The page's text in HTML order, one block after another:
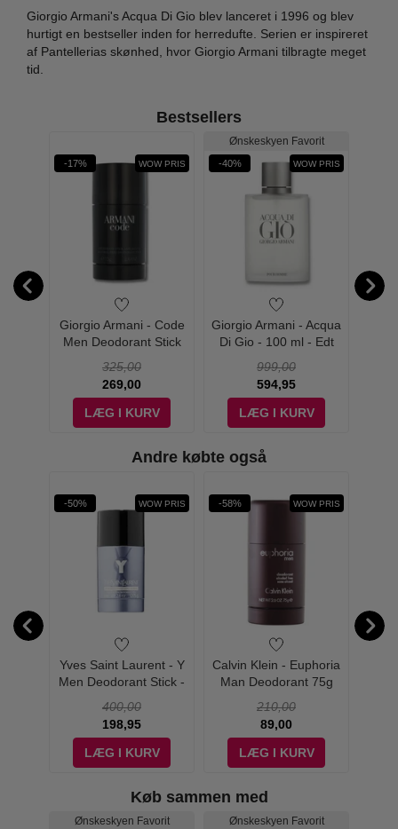
Giorgio Armani's Acqua Di Gio blev lanceret i 1996 og blev
hurtigt en bestseller inden for herredufte. Serien er inspireret
af Pantellerias skønhed, hvor Giorgio Armani tilbragte meget
tid.
Bestsellers
-17% WOW PRIS
Giorgio Armani - Code
Men Deodorant Stick
325,00
269,00
LÆG I KURV
Ønskeskyen Favorit
-40% WOW PRIS
Giorgio Armani - Acqua
Di Gio - 100 ml - Edt
999,00
594,95
LÆG I KURV
Andre købte også
-50% WOW PRIS
Yves Saint Laurent - Y
Men Deodorant Stick -
400,00
198,95
LÆG I KURV
-58% WOW PRIS
Calvin Klein - Euphoria
Man Deodorant 75g
210,00
89,00
LÆG I KURV
Køb sammen med
Ønskeskyen Favorit Ønskeskyen Favorit